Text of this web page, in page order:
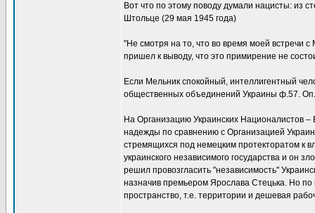
Вот что по этому поводу думали нацисты: из
Штольце (29 мая 1945 года)
"Не смотря на то, что во время моей встречи
пришел к выводу, что это примирение не
Если Мельник спокойный, интеллигентный
общественных объединений Украины ф.57.
На Организацию Украинских Националистов
надежды по сравнению с Организацией
стремящихся под немецким протекторатом к
украинского независимого государства и он
решил провозгласить "независимость"
назначив премьером Ярослава Стецька. Но
пространство, т.е. территории и дешевая